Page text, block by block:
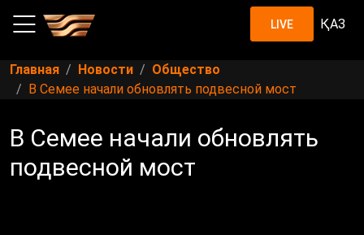
LIVE ҚАЗ
Главная Новости
Общество
В Семее начали обновлять подвесной мост
В Семее начали обновлять
подвесной мост